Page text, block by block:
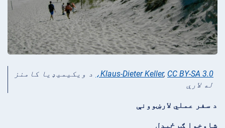
Klaus-Dieter Keller, CC BY-SA 3.0،
د ويکيميډيا کامنز
له لارې
د سفر عملي لارښوونې
شاوخوا ګرځېدل